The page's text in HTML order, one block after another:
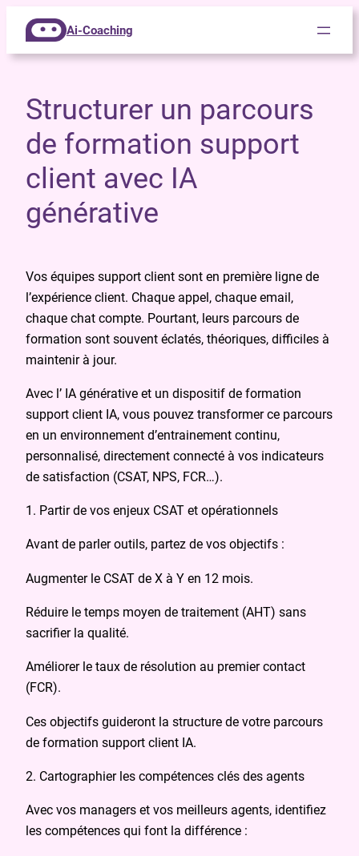
Ai-Coaching
Structurer un parcours
de formation support
client avec IA
générative
Vos équipes support client sont en première ligne de
l’expérience client. Chaque appel, chaque email,
chaque chat compte. Pourtant, leurs parcours de
formation sont souvent éclatés, théoriques, difficiles à
maintenir à jour.
Avec l’ IA générative et un dispositif de formation
support client IA, vous pouvez transformer ce parcours
en un environnement d’entrainement continu,
personnalisé, directement connecté à vos indicateurs
de satisfaction (CSAT, NPS, FCR…).
1. Partir de vos enjeux CSAT et opérationnels
Avant de parler outils, partez de vos objectifs :
Augmenter le CSAT de X à Y en 12 mois.
Réduire le temps moyen de traitement (AHT) sans
sacrifier la qualité.
Améliorer le taux de résolution au premier contact
(FCR).
Ces objectifs guideront la structure de votre parcours
de formation support client IA.
2. Cartographier les compétences clés des agents
Avec vos managers et vos meilleurs agents, identifiez
les compétences qui font la différence :